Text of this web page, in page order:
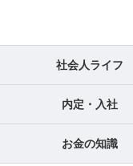
社会人ライフ
内定・入社
お金の知識